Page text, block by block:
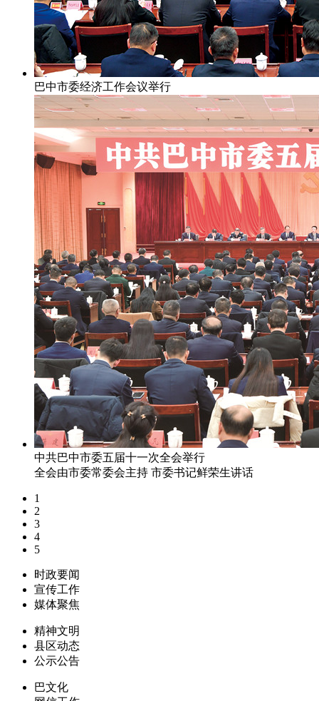
巴中市委经济工作会议举行
中共巴中市委五届十一次全会举行
全会由市委常委会主持 市委书记鲜荣生讲话
1
2
3
4
5
时政要闻
宣传工作
媒体聚焦
精神文明
县区动态
公示公告
巴文化